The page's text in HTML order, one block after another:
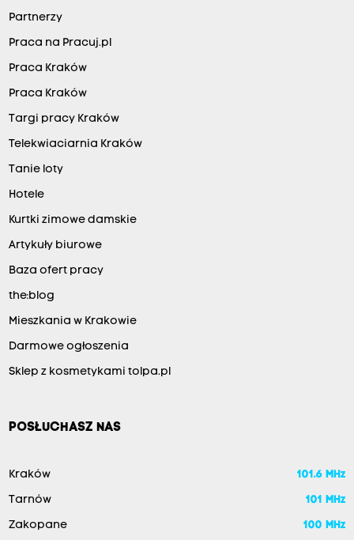
Partnerzy
Praca na Pracuj.pl
Praca Kraków
Praca Kraków
Targi pracy Kraków
Telekwiaciarnia Kraków
Tanie loty
Hotele
Kurtki zimowe damskie
Artykuły biurowe
Baza ofert pracy
the:blog
Mieszkania w Krakowie
Darmowe ogłoszenia
Sklep z kosmetykami tolpa.pl
POSŁUCHASZ NAS
Kraków 101.6 MHz
Tarnów 101 MHz
Zakopane 100 MHz